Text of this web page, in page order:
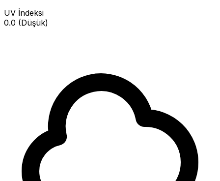
UV İndeksi
0.0 (Düşük)